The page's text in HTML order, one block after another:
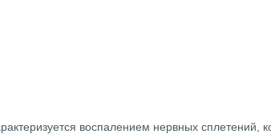
воспалением нервных сплетений,